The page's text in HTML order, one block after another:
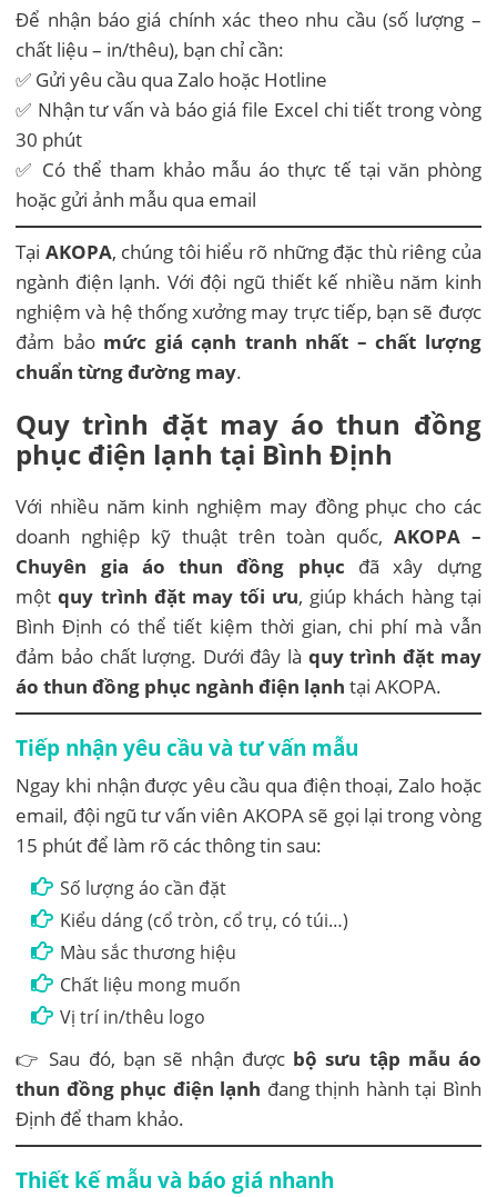
Để nhận báo giá chính xác theo nhu cầu (số lượng –
chất liệu – in/thêu), bạn chỉ cần:
✅ Gửi yêu cầu qua Zalo hoặc Hotline
✅ Nhận tư vấn và báo giá file Excel chi tiết trong vòng
30 phút
✅ Có thể tham khảo mẫu áo thực tế tại văn phòng
hoặc gửi ảnh mẫu qua email
Tại AKOPA, chúng tôi hiểu rõ những đặc thù riêng của
ngành điện lạnh. Với đội ngũ thiết kế nhiều năm kinh
nghiệm và hệ thống xưởng may trực tiếp, bạn sẽ được
đảm bảo mức giá cạnh tranh nhất – chất lượng
chuẩn từng đường may.
Quy trình đặt may áo thun đồng
phục điện lạnh tại Bình Định
Với nhiều năm kinh nghiệm may đồng phục cho các
doanh nghiệp kỹ thuật trên toàn quốc, AKOPA –
Chuyên gia áo thun đồng phục đã xây dựng
mộtquy trình đặt may tối ưu, giúp khách hàng tại
Bình Định có thể tiết kiệm thời gian, chi phí mà vẫn
đảm bảo chất lượng. Dưới đây là quy trình đặt may
áo thun đồng phục ngành điện lạnh tại AKOPA.
Tiếp nhận yêu cầu và tư vấn mẫu
Ngay khi nhận được yêu cầu qua điện thoại, Zalo hoặc
email, đội ngũ tư vấn viên AKOPA sẽ gọi lại trong vòng
15 phút để làm rõ các thông tin sau:
Số lượng áo cần đặt
Kiểu dáng (cổ tròn, cổ trụ, có túi…)
Màu sắc thương hiệu
Chất liệu mong muốn
Vị trí in/thêu logo
👉 Sau đó, bạn sẽ nhận được bộ sưu tập mẫu áo
thun đồng phục điện lạnh đang thịnh hành tại Bình
Định để tham khảo.
Thiết kế mẫu và báo giá nhanh